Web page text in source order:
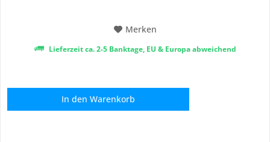
Merken
Lieferzeit ca. 2-5 Banktage, EU & Europa abweichend
In den Warenkorb